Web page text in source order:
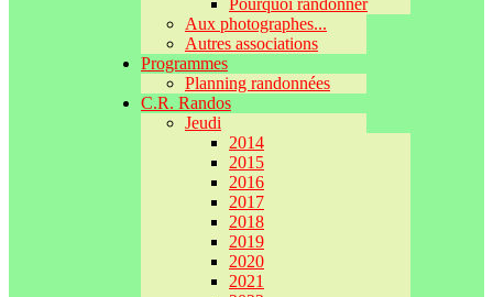
Pourquoi randonner
Aux photographes...
Autres associations
Programmes
Planning randonnées
C.R. Randos
Jeudi
2014
2015
2016
2017
2018
2019
2020
2021